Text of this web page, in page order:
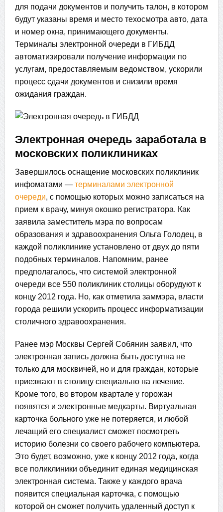
для подачи документов и получить талон, в котором
будут указаны время и место техосмотра авто, дата
и номер окна, принимающего документы.
Терминалы электронной очереди в ГИБДД
автоматизировали получение информации по
услугам, предоставляемым ведомством, ускорили
процесс сдачи документов и снизили время
ожидания граждан.
Электронная очередь заработала в
московских поликлиниках
Завершилось оснащение московских поликлиник
инфоматами — терминалами электронной
очереди, с помощью которых можно записаться на
прием к врачу, минуя окошко регистратора. Как
заявила заместитель мэра по вопросам
образования и здравоохранения Ольга Голодец, в
каждой поликлинике установлено от двух до пяти
подобных терминалов. Напомним, ранее
предполагалось, что системой электронной
очереди все 550 поликлиник столицы оборудуют к
концу 2012 года. Но, как отметила заммэра, власти
города решили ускорить процесс информатизации
столичного здравоохранения.
Ранее мэр Москвы Сергей Собянин заявил, что
электронная запись должна быть доступна не
только для москвичей, но и для граждан, которые
приезжают в столицу специально на лечение.
Кроме того, во втором квартале у горожан
появятся и электронные медкарты. Виртуальная
карточка больного уже не потеряется, и любой
лечащий его специалист сможет посмотреть
историю болезни со своего рабочего компьютера.
Это будет, возможно, уже к концу 2012 года, когда
все поликлиники объединит единая медицинская
электронная система. Также у каждого врача
появится специальная карточка, с помощью
которой он сможет получить удаленный доступ к